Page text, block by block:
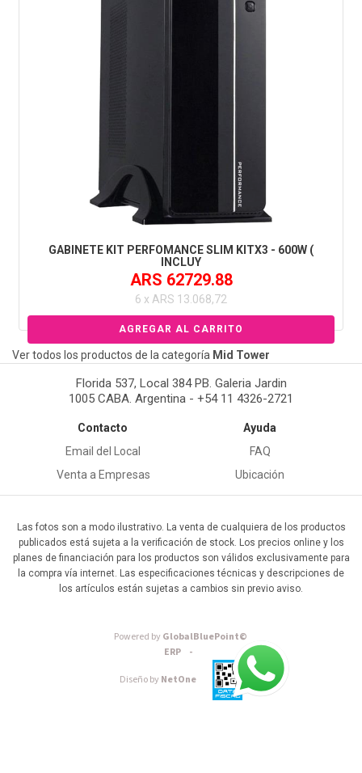
GABINETE KIT PERFOMANCE SLIM KITX3 - 600W (
INCLUY
ARS 62729.88
6 x ARS 13.068,72
Ver todos los productos de la categoría Mid Tower
Florida 537, Local 384 PB. Galeria Jardin
1005 CABA. Argentina - +54 11 4326-2721
Contacto
Email del Local
Venta a Empresas
Ayuda
FAQ
Ubicación
Las fotos son a modo ilustrativo. La venta de cualquiera de los productos
publicados está sujeta a la verificación de stock. Los precios online y los
planes de financiación para los productos son válidos exclusivamente para
la compra vía internet. Las especificaciones técnicas y descripciones de
los artículos están sujetas a cambios sin previo aviso.
Powered byGlobalBluePoint©
ERP -
Diseño byNetOne